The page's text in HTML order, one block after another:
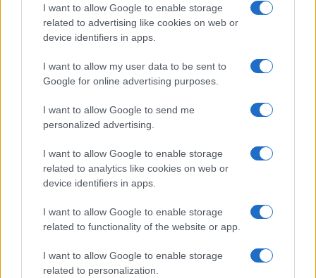
I want to allow Google to enable storage
related to advertising like cookies on web or
device identifiers in apps.
I want to allow my user data to be sent to
Google for online advertising purposes.
I want to allow Google to send me
personalized advertising.
I want to allow Google to enable storage
related to analytics like cookies on web or
device identifiers in apps.
I want to allow Google to enable storage
related to functionality of the website or app.
I want to allow Google to enable storage
related to personalization.
nas intenções de voto
Bruno Costa · 5 ago 2026
COTAÇÕES CRYPTO
Nome Preço
Kinza Babylon Staked BTC $83,270.00